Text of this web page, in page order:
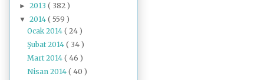
► 2013 ( 382 )
▼ 2014 ( 559 )
Ocak 2014( 24 )
Şubat 2014( 34 )
Mart 2014( 46 )
Nisan 2014( 40 )